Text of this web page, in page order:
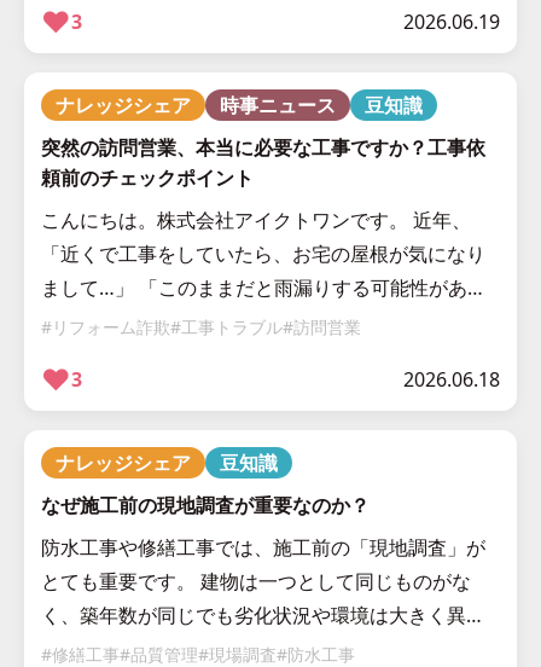
❤︎3 2026.06.19
ナレッジシェア 時事ニュース
豆知識
突然の訪問営業、本当に必要な工事ですか？工事依
頼前のチェックポイント
こんにちは。株式会社アイクトワンです。 近年、
「近くで工事をしていたら、お宅の屋根が気になり
まして…」 「このままだと雨漏りする可能性があり
ます」 「今すぐ工事した方がいいですよ」 といった
#リフォーム詐欺#工事トラブル#訪問営業
❤︎3 2026.06.18
ナレッジシェア
豆知識
なぜ施工前の現地調査が重要なのか？
防水工事や修繕工事では、施工前の「現地調査」が
とても重要です。 建物は一つとして同じものがな
く、築年数が同じでも劣化状況や環境は大きく異な
ります。 だからこそ、私たちは施工前の現地調査を
#修繕工事#品質管理#現場調査#防水工事